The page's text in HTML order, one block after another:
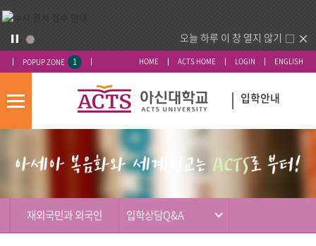
오늘 하루 이 창 열지 않기
POPUP ZONE 1 HOME ACTS HOME LOGIN ENGLISH
모
뉴
입학안내
재외국민과 외국인 입학상담Q&A